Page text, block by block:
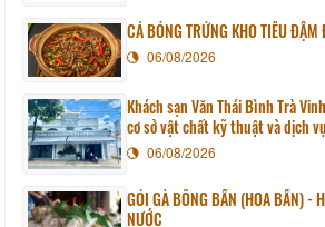
CÁ BÓNG TRỨNG KHO TIÊU
06/08/2026
Khách sạn Văn Thái Bình Trà
cơ sở vật chất kỹ thuật và dịch
06/08/2026
GỎI GÀ BÔNG BẦN (HOA BẦN) -
NƯỚC